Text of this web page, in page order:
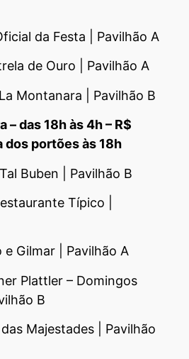
da Festa | Pavilhão A
de Ouro | Pavilhão A
Montanara | Pavilhão B
– das 18h às 4h – R$
dos portões às 18h
Buben | Pavilhão B
Típico |
e Gilmar | Pavilhão A
Plattler – Domingos
B
Majestades | Pavilhão